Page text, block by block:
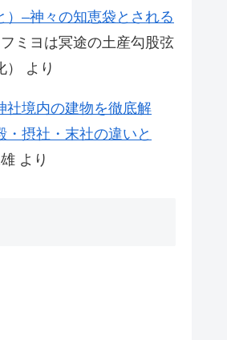
）–神々の知恵袋とされる
フミヨは冥途の土産勾股弦
より
社境内の建物を徹底解
・摂社・末社の違いと
より